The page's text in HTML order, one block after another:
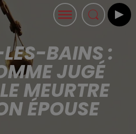
BAINS :
JUGÉ
MEURTRE
ÉPOUSE